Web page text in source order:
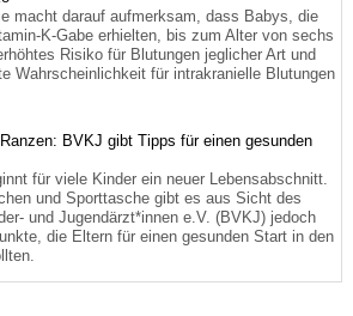
macht darauf aufmerksam, dass Babys, die
K-Gabe erhielten, bis zum Alter von sechs
Risiko für Blutungen jeglicher Art und
Wahrscheinlichkeit für intrakranielle Blutungen
BVKJ gibt Tipps für einen gesunden
für viele Kinder ein neuer Lebensabschnitt.
und Sporttasche gibt es aus Sicht des
und Jugendärzt*innen e.V. (BVKJ) jedoch
die Eltern für einen gesunden Start in den